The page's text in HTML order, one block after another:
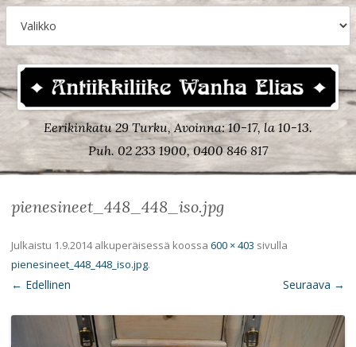
Eerikinkatu 29 Turku, Avoinna: 10-17, la 10-13.
Puh. 02 233 1900, 0400 846 817
pienesineet_448_448_iso.jpg
Julkaistu 1.9.2014alkuperäisessä koossa 600 × 403 sivulla
pienesineet_448_448_iso.jpg.
← Edellinen Seuraava →